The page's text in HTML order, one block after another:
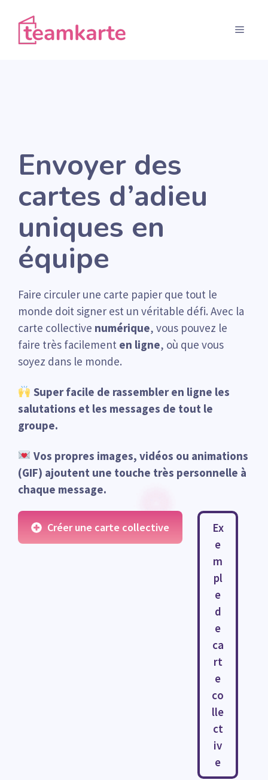
contenu
Menu
Envoyer des
cartes d’adieu
uniques en
équipe
Faire circuler une carte papier que tout le
monde doit signer est un véritable défi. Avec la
carte collective numérique, vous pouvez le
faire très facilement en ligne, où que vous
soyez dans le monde.
Super facile de rassembler en ligne les
salutations et les messages de tout le
groupe.
Vos propres images, vidéos ou animations
(GIF) ajoutent une touche très personnelle à
chaque message.
Créer une carte collective
Ex
e
m
pl
e
d
e
ca
rt
e
co
lle
ct
iv
e